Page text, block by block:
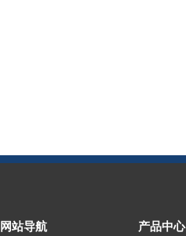
网站导航 产品中心